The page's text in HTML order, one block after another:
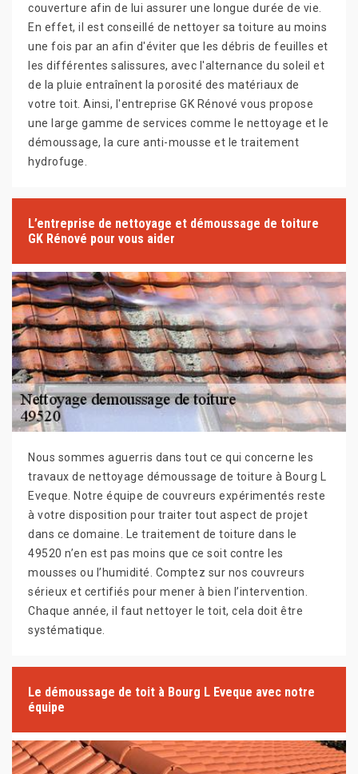
couverture afin de lui assurer une longue durée de vie.
En effet, il est conseillé de nettoyer sa toiture au moins
une fois par an afin d'éviter que les débris de feuilles et
les différentes salissures, avec l'alternance du soleil et
de la pluie entraînent la porosité des matériaux de
votre toit. Ainsi, l'entreprise GK Rénové vous propose
une large gamme de services comme le nettoyage et le
démoussage, la cure anti-mousse et le traitement
hydrofuge.
L’entreprise de nettoyage et démoussage de toiture
GK Rénové pour vous aider
Nous sommes aguerris dans tout ce qui concerne les
travaux de nettoyage démoussage de toiture à Bourg L
Eveque. Notre équipe de couvreurs expérimentés reste
à votre disposition pour traiter tout aspect de projet
dans ce domaine. Le traitement de toiture dans le
49520 n’en est pas moins que ce soit contre les
mousses ou l’humidité. Comptez sur nos couvreurs
sérieux et certifiés pour mener à bien l’intervention.
Chaque année, il faut nettoyer le toit, cela doit être
systématique.
Le démoussage de toit à Bourg L Eveque avec notre
équipe